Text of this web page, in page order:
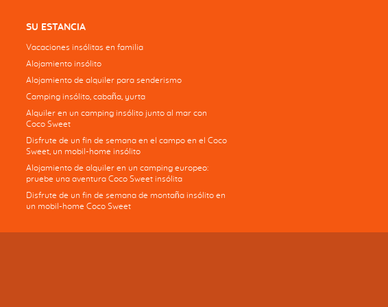
SU ESTANCIA
Vacaciones insólitas en familia
Alojamiento insólito
Alojamiento de alquiler para senderismo
Camping insólito, cabaña, yurta
Alquiler en un camping insólito junto al mar con
Coco Sweet
Disfrute de un fin de semana en el campo en el Coco
Sweet, un mobil-home insólito
Alojamiento de alquiler en un camping europeo:
pruebe una aventura Coco Sweet insólita
Disfrute de un fin de semana de montaña insólito en
un mobil-home Coco Sweet